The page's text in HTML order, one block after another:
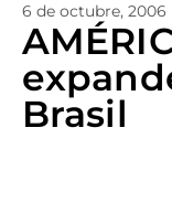
6 de octubre, 2006
Brasil